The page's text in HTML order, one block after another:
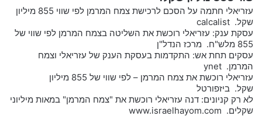
עזריאלי חתמה על הסכם לרכישת צמח המרמן לפי שווי 855 מיליון
שקל. calcalist
עסקת ענק: עזריאלי רוכשת את השליטה בצמח המרמן לפי שווי של
855 מלש"ח. מרכז הנדל"ן
עסקים תחת אש: התקדמות בעסקת הענק של עזריאלי וצמח
המרמן. ynet
עזריאלי רוכשת את צמח המרמן – לפי שווי של 855 מיליון
שקל. ביזפורטל
לא רק קניונים: דנה עזריאלי רוכשת את "צמח המרמן" במאות מיליוני
שקלים. www.israelhayom.com